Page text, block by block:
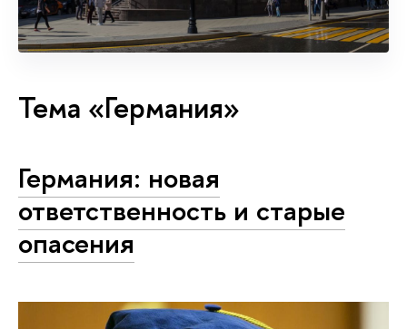
Тема «Германия»
Германия: новая
ответственность и старые
опасения